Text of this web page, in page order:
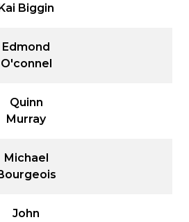
Biggin
Edmond
O'connel
Quinn
Murray
Michael
John